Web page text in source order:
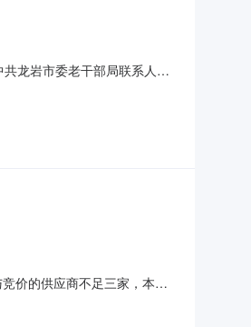
龙岩市委老干部局联系人：
标代理服务费3000元向
价的供应商不足三家，本次
B1幢八层龙岩市公物采购